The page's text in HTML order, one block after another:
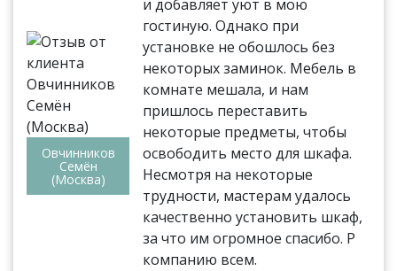
Овчинников
Семён
(Москва)
и добавляет уют в мою
гостиную. Однако при
установке не обошлось без
некоторых заминок. Мебель в
комнате мешала, и нам
пришлось переставить
некоторые предметы, чтобы
освободить место для шкафа.
Несмотря на некоторые
трудности, мастерам удалось
качественно установить шкаф,
за что им огромное спасибо. Р
компанию всем.